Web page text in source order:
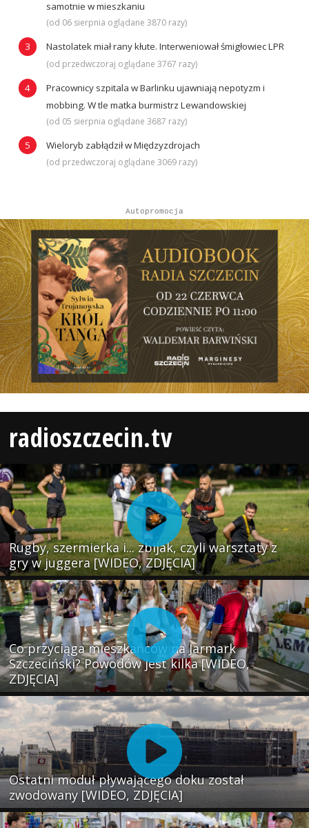
samotnie w mieszkaniu
(od 06 sierpnia oglądane 3870 razy)
Nastolatek miał rany kłute. Interweniował śmigłowiec LPR
(od przedwczoraj oglądane 3767 razy)
Pracownicy szpitala w Barlinku ujawniają nepotyzm i
mobbing. W tle matka burmistrz Lewandowskiej
(od 05 sierpnia oglądane 3687 razy)
Wieloryb zabłądził w Międzyzdrojach
(od przedwczoraj oglądane 3069 razy)
Autopromocja
radioszczecin.tv
Rugby, szermierka i... zbijak, czyli warsztaty z
gry w juggera [WIDEO, ZDJĘCIA]
Co przyciąga mieszkańców na Jarmark
Szczeciński? Powodów jest kilka [WIDEO,
ZDJĘCIA]
Ostatni moduł pływającego doku został
zwodowany [WIDEO, ZDJĘCIA]